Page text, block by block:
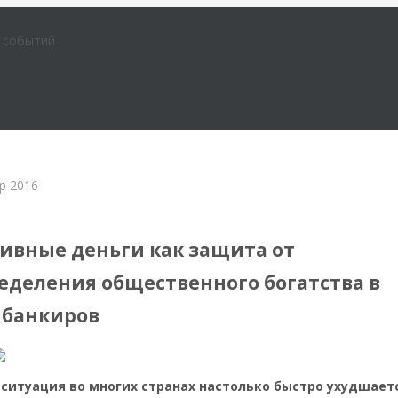
событий
2016
деньги как защита от
общественного богатства в
во многих странах настолько быстро